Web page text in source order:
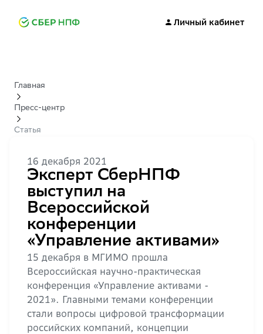
Личный кабинет
Главная
Пресс-центр
Статья
16 декабря 2021
Эксперт СберНПФ
выступил на
Всероссийской
конференции
«Управление активами»
15 декабря в МГИМО прошла
Всероссийская научно-практическая
конференция «Управление активами -
2021». Главными темами конференции
стали вопросы цифровой трансформации
российских компаний, концепции